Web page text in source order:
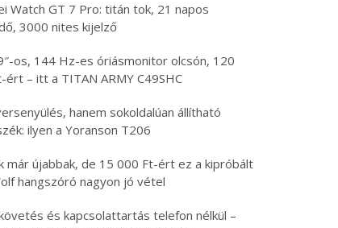
Watch GT 7 Pro: titán tok, 21 napos
3000 nites kijelző
os, 144 Hz-es óriásmonitor olcsón, 120
ért – itt a TITAN ARMY C49SHC
hanem sokoldalúan állítható
ilyen a Yoranson T206
már újabbak, de 15 000 Ft-ért ez a kipróbált
hangszóró nagyon jó vétel
és kapcsolattartás telefon nélkül –